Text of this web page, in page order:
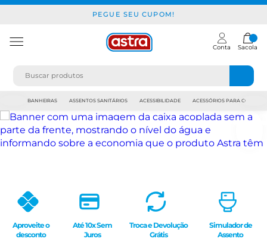
PEGUE SEU CUPOM!
Conta Sacola
BANHEIRAS ASSENTOS SANITÁRIOS ACESSIBILIDADE ACESSÓRIOS PARA
Aproveite o
desconto
Até 10x Sem
Juros
Troca e Devolução
Grátis
Simulador de
Assento